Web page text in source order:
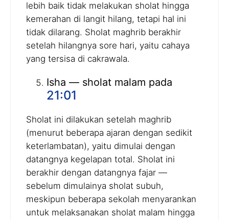
lebih baik tidak melakukan sholat hingga
kemerahan di langit hilang, tetapi hal ini
tidak dilarang. Sholat maghrib berakhir
setelah hilangnya sore hari, yaitu cahaya
yang tersisa di cakrawala.
Isha — sholat malam pada
21:01
Sholat ini dilakukan setelah maghrib
(menurut beberapa ajaran dengan sedikit
keterlambatan), yaitu dimulai dengan
datangnya kegelapan total. Sholat ini
berakhir dengan datangnya fajar —
sebelum dimulainya sholat subuh,
meskipun beberapa sekolah menyarankan
untuk melaksanakan sholat malam hingga